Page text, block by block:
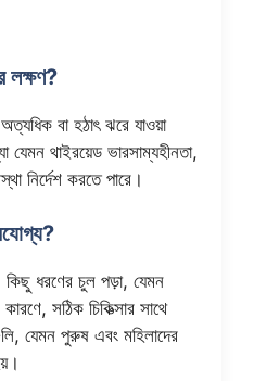
লক্ষণ?
বা হঠাৎ ঝরে যাওয়া
যেমন থাইরয়েড ভারসাম্যহীনতা,
নির্দেশ করতে পারে।
কিছু ধরণের চুল পড়া, যেমন
সঠিক চিকিত্সার সাথে
যেমন পুরুষ এবং মহিলাদের